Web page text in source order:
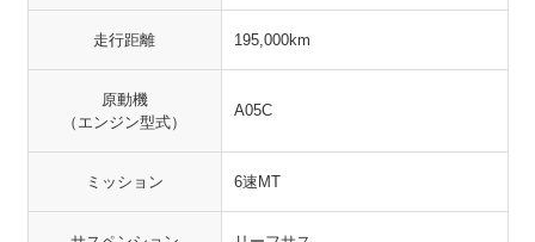
走行距離 195,000km
原動機
（エンジン型式）
A05C
ミッション 6速MT